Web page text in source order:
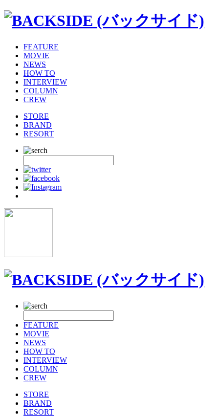
FEATURE
MOVIE
NEWS
HOW TO
INTERVIEW
COLUMN
CREW
STORE
BRAND
RESORT
FEATURE
MOVIE
NEWS
HOW TO
INTERVIEW
COLUMN
CREW
STORE
BRAND
RESORT